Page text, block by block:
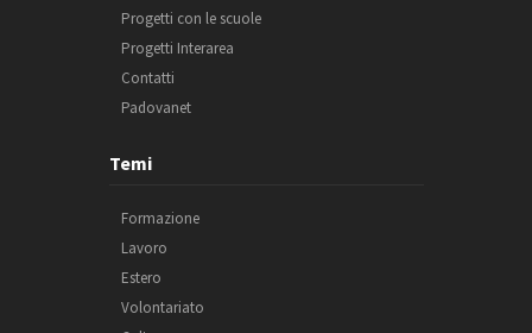
Progetti con le scuole
Progetti Interarea
Contatti
Padovanet
Temi
Formazione
Lavoro
Estero
Volontariato